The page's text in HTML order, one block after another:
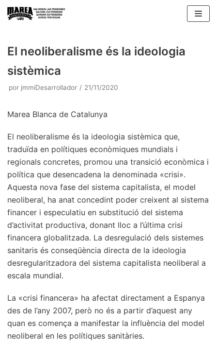
Saltar
El neoliberalisme és la ideologia
sistèmica
por jmmiDesarrollador 21/11/2020
Marea Blanca de Catalunya
El neoliberalisme és la ideologia sistèmica que,
traduïda en polítiques econòmiques mundials i
regionals concretes, promou una transició econòmica i
política que desencadena la denominada «crisi».
Aquesta nova fase del sistema capitalista, el model
neoliberal, ha anat concedint poder creixent al sistema
financer i especulatiu en substitució del sistema
d’activitat productiva, donant lloc a l’última crisi
financera globalitzada. La desregulació dels sistemes
sanitaris és conseqüència directa de la ideologia
desregularitzadora del sistema capitalista neoliberal a
escala mundial.
La «crisi financera» ha afectat directament a Espanya
des de l’any 2007, però no és a partir d’aquest any
quan es comença a manifestar la influència del model
neoliberal en les polítiques sanitàries.